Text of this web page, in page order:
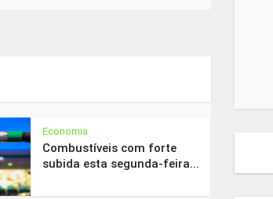
Economia
Combustíveis com forte
subida esta segunda-feira...